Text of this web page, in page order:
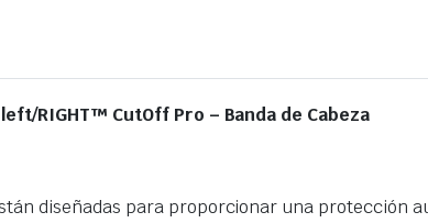
RIGHT™ CutOff Pro – Banda de Cabeza
diseñadas para proporcionar una protección